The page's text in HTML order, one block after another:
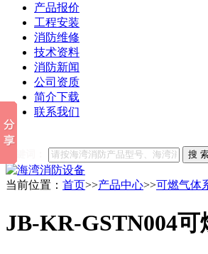
产品报价
工程安装
消防维修
技术资料
消防新闻
公司资质
简介下载
联系我们
他们都在搜索:
搜
当前位置： 首页>>产品中心>>可燃气体
JB-KR-GSTN004